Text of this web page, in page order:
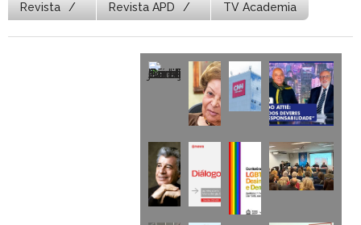
Revista Revista APD TV Academia